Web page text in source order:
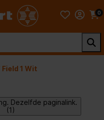
0
Field 1 Wit
Dezelfde paginalink.
(1)